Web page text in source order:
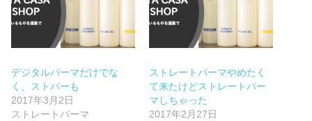
デジタルパーマだけでな
く、ストパーも
2017年3月2日
ストレートパーマ
ストレートパーマやめたく
て来たけどストレートパー
マしちゃった
2017年2月27日